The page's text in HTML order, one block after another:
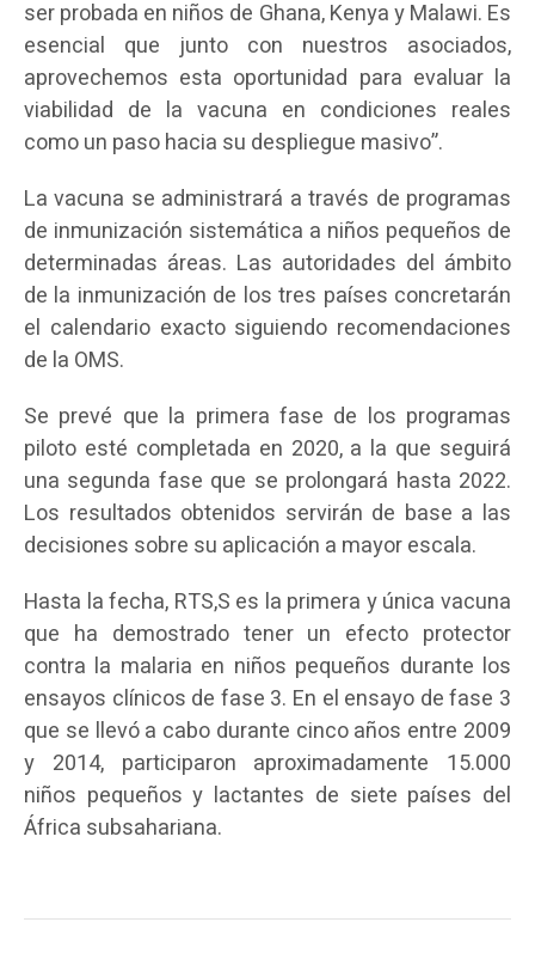
ser probada en niños de Ghana, Kenya y Malawi. Es
esencial que junto con nuestros asociados,
aprovechemos esta oportunidad para evaluar la
viabilidad de la vacuna en condiciones reales
como un paso hacia su despliegue masivo”.
La vacuna se administrará a través de programas
de inmunización sistemática a niños pequeños de
determinadas áreas. Las autoridades del ámbito
de la inmunización de los tres países concretarán
el calendario exacto siguiendo recomendaciones
de la OMS.
Se prevé que la primera fase de los programas
piloto esté completada en 2020, a la que seguirá
una segunda fase que se prolongará hasta 2022.
Los resultados obtenidos servirán de base a las
decisiones sobre su aplicación a mayor escala.
Hasta la fecha, RTS,S es la primera y única vacuna
que ha demostrado tener un efecto protector
contra la malaria en niños pequeños durante los
ensayos clínicos de fase 3. En el ensayo de fase 3
que se llevó a cabo durante cinco años entre 2009
y 2014, participaron aproximadamente 15.000
niños pequeños y lactantes de siete países del
África subsahariana.